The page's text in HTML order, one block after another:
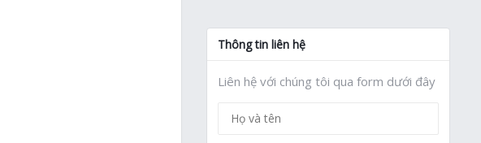
Thông tin liên hệ
Liên hệ với chúng tôi qua form dưới đây